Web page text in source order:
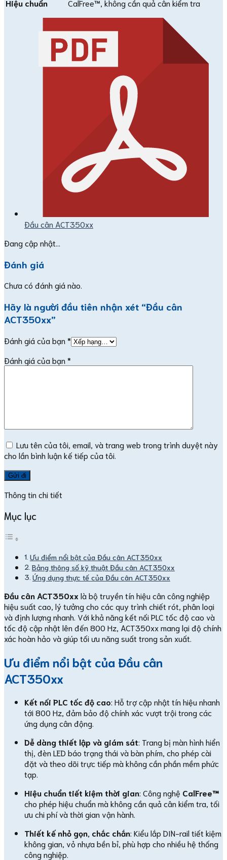
Hiệu chuẩn CalFree™, không cần quả cân kiểm tra
Đầu cân ACT350xx
Đang cập nhật...
Đánh giá
Chưa có đánh giá nào.
Hãy là người đầu tiên nhận xét “Đầu cân
ACT350xx”
Đánh giá của bạn *
Đánh giá của bạn *
Lưu tên của tôi, email, và trang web trong trình duyệt này
cho lần bình luận kế tiếp của tôi.
Thông tin chi tiết
Mục lục
Ưu điểm nổi bật của Đầu cân ACT350xx
Bảng thông số kỹ thuật Đầu cân ACT350xx
Ứng dụng thực tế của Đầu cân ACT350xx
Đầu cân ACT350xx là bộ truyền tín hiệu cân công nghiệp
hiệu suất cao, lý tưởng cho các quy trình chiết rót, phân loại
và định lượng nhanh. Với khả năng kết nối PLC tốc độ cao và
tốc độ cập nhật lên đến 800 Hz, ACT350xx mang lại độ chính
xác hoàn hảo và giúp tối ưu năng suất trong sản xuất.
Ưu điểm nổi bật của Đầu cân
ACT350xx
Kết nối PLC tốc độ cao: Hỗ trợ cập nhật tín hiệu nhanh
tới 800 Hz, đảm bảo độ chính xác vượt trội trong các
ứng dụng cân động.
Dễ dàng thiết lập và giám sát: Trang bị màn hình hiển
thị, đèn LED báo trạng thái và bàn phím, cho phép cài
đặt và theo dõi trực tiếp mà không cần phần mềm phức
tạp.
Hiệu chuẩn tiết kiệm thời gian: Công nghệ CalFree™
cho phép hiệu chuẩn mà không cần quả cân kiểm tra, tối
ưu chi phí và thời gian vận hành.
Thiết kế nhỏ gọn, chắc chắn: Kiểu lắp DIN-rail tiết kiệm
không gian, vỏ nhựa bền bỉ, phù hợp cho nhiều hệ thống
công nghiệp.